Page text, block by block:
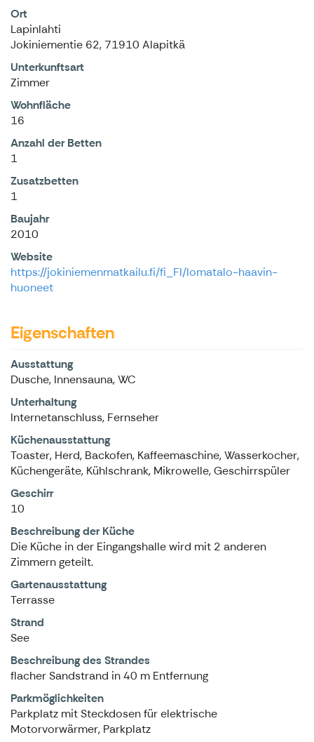
Ort
Lapinlahti
Jokiniementie 62, 71910 Alapitkä
Unterkunftsart
Zimmer
Wohnfläche
16
Anzahl der Betten
1
Zusatzbetten
1
Baujahr
2010
Website
https://jokiniemenmatkailu.fi/fi_FI/lomatalo-haavin-
huoneet
Eigenschaften
Ausstattung
Dusche, Innensauna, WC
Unterhaltung
Internetanschluss, Fernseher
Küchenausstattung
Toaster, Herd, Backofen, Kaffeemaschine, Wasserkocher,
Küchengeräte, Kühlschrank, Mikrowelle, Geschirrspüler
Geschirr
10
Beschreibung der Küche
Die Küche in der Eingangshalle wird mit 2 anderen
Zimmern geteilt.
Gartenausstattung
Terrasse
Strand
See
Beschreibung des Strandes
flacher Sandstrand in 40 m Entfernung
Parkmöglichkeiten
Parkplatz mit Steckdosen für elektrische
Motorvorwärmer, Parkplatz